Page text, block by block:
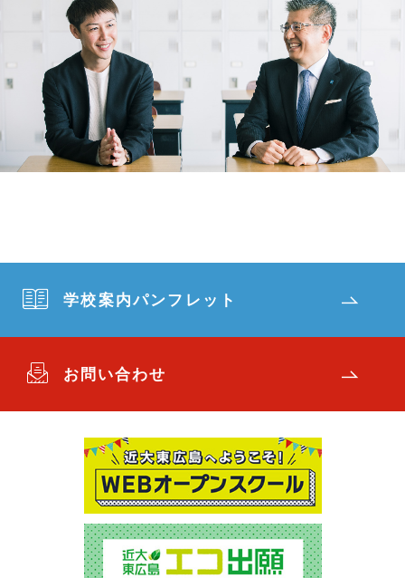
学校案内パンフレット
お問い合わせ